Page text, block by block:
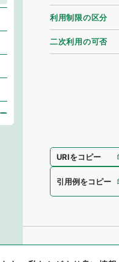
利用制限の区分
二次利用の可否
URIをコピー
引用例をコピー